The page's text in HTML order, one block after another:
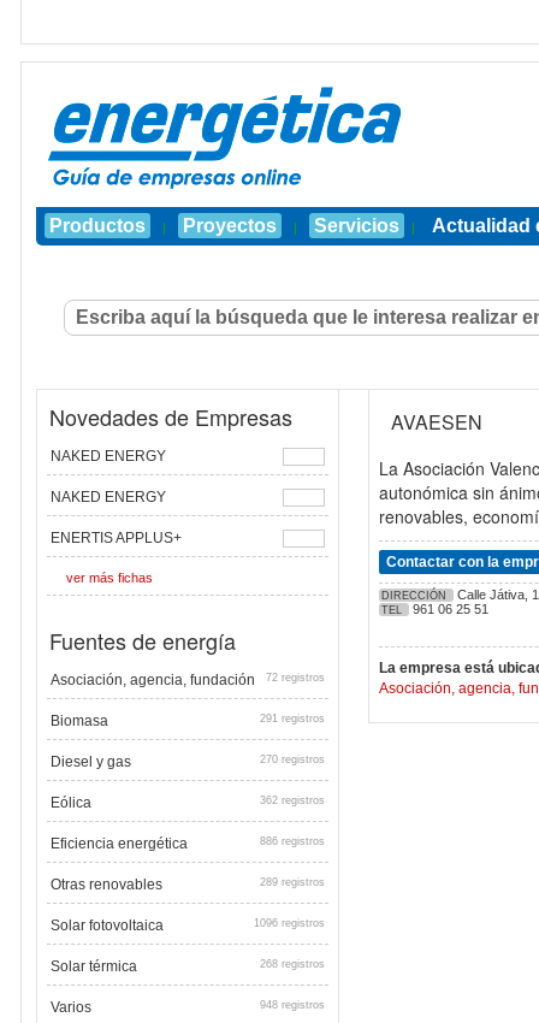
Productos | Proyectos | Servicios | Actualidad
Novedades de Empresas
NAKED ENERGY
NAKED ENERGY
ENERTIS APPLUS+
ver más fichas
Fuentes de energía
Asociación, agencia, fundación 72 registros
Biomasa 291 registros
Diesel y gas 270 registros
Eólica 362 registros
Eficiencia energética 886 registros
Otras renovables 289 registros
Solar fotovoltaica 1096 registros
Solar térmica 268 registros
Varios 948 registros
AVAESEN
La Asociación
autonómica sin
renovables,
Contactar con la
DIRECCIÓN Calle Játiva,
TEL 961 06 25 51
La empresa está
Asociación, agencia,